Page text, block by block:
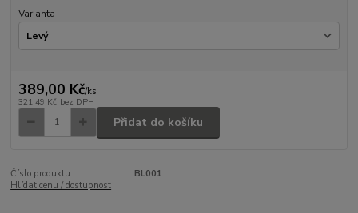
Varianta
389,00 Kč/ks
321,49 Kč bez DPH
Přidat do košíku
Číslo produktu:
BL001
Hlídat cenu / dostupnost